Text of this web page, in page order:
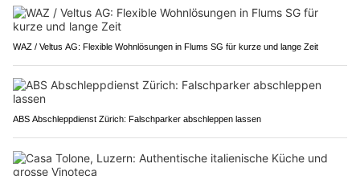
WAZ / Veltus AG: Flexible Wohnlösungen in Flums SG für kurze und lange Zeit
ABS Abschleppdienst Zürich: Falschparker abschleppen lassen